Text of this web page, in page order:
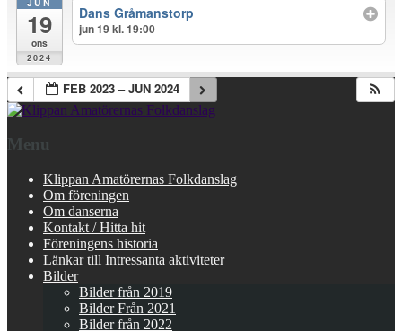
19
ons
2024
Dans Gråmanstorp
jun 19 kl. 19:00
FEB 2023 – JUN 2024
Menu
Klippan Amatörernas Folkdanslag
Om föreningen
Om danserna
Kontakt / Hitta hit
Föreningens historia
Länkar till Intressanta aktiviteter
Bilder
Bilder från 2019
Bilder Från 2021
Bilder från 2022